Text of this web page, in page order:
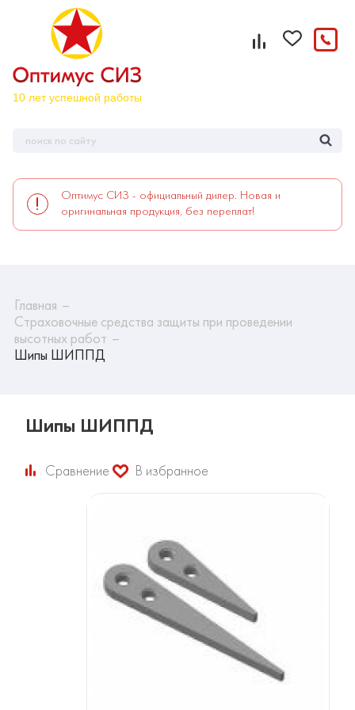
Оптимус СИЗ - официальный дилер. Новая и
оригинальная продукция, без переплат!
Главная
Страховочные средства защиты при проведении
высотных работ
Шипы ШИППД
Шипы ШИППД
Сравнение В избранное